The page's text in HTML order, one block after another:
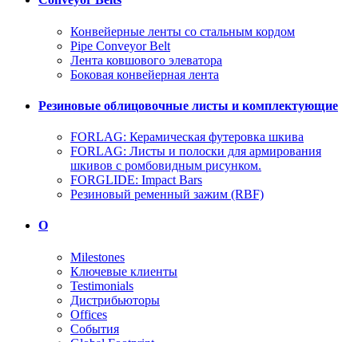
Конвейерные ленты со стальным кордом
Pipe Conveyor Belt
Лента ковшового элеватора
Боковая конвейерная лента
Резиновые облицовочные листы и комплектующие
FORLAG: Керамическая футеровка шкива
FORLAG: Листы и полоски для армирования
шкивов с ромбовидным рисунком.
FORGLIDE: Impact Bars
Резиновый ременный зажим (RBF)
О
Milestones
Ключевые клиенты
Testimonials
Дистрибьюторы
Offices
События